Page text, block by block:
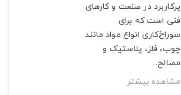
پرکاربرد در صنعت و کارهای
فنی است که برای
سوراخ‌کاری انواع مواد مانند
چوب، فلز، پلاستیک و
مصالح...
مشاهده بیشتر